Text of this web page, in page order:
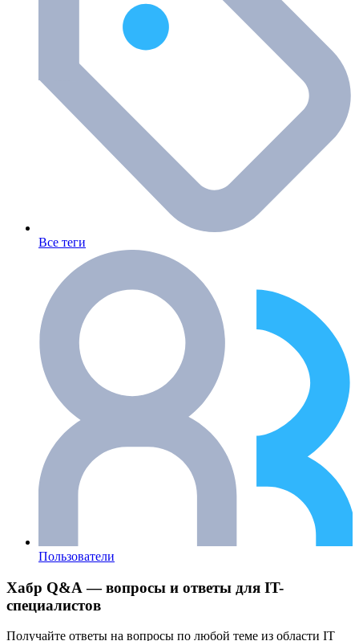
Все теги
Пользователи
Хабр Q&A — вопросы и ответы для IT-
специалистов
Получайте ответы на вопросы по любой теме из области IT